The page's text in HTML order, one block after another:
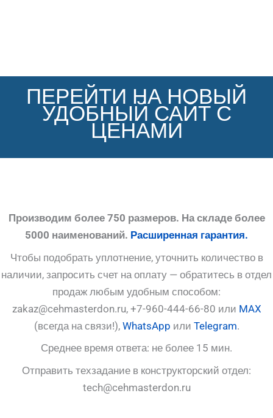
ПЕРЕЙТИ НА НОВЫЙ
УДОБНЫЙ САЙТ С
ЦЕНАМИ
Производим более 750 размеров. На складе более
5000 наименований. Расширенная гарантия.
Чтобы подобрать уплотнение, уточнить количество в
наличии, запросить счет на оплату — обратитесь в отдел
продаж любым удобным способом:
zakaz@cehmasterdon.ru, +7-960-444-66-80 или MAX
(всегда на связи!), WhatsApp или Telegram.
Среднее время ответа: не более 15 мин.
Отправить техзадание в конструкторский отдел:
tech@cehmasterdon.ru